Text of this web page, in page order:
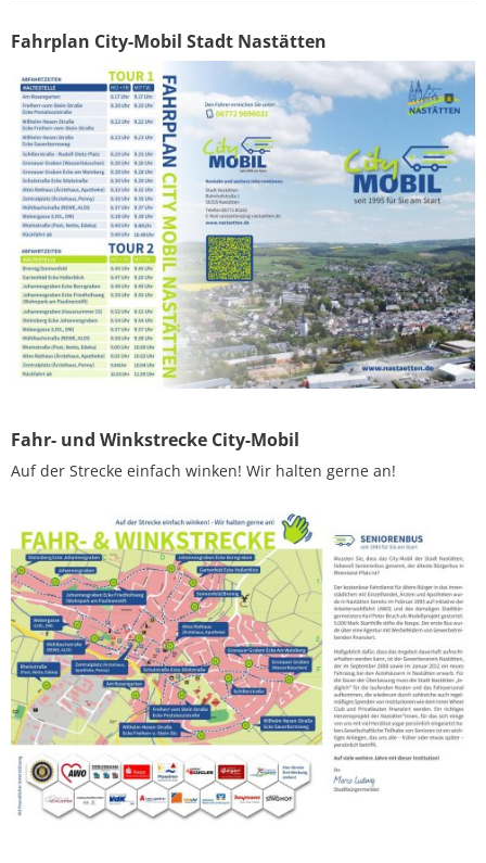
der
Arbeiterwohlfahrt
(AWO)
und
des
damaligen
Stadtbürgermeisters
Karl
Peter
als
Modellprojekt
Fahrplan City-Mobil Stadt Nastätten
Fahr- und Winkstrecke City-Mobil
Auf der Strecke einfach winken! Wir halten gerne an!